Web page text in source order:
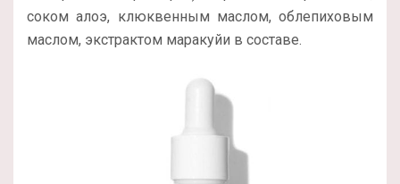
соком алоэ, клюквенным маслом, облепиховым
маслом, экстрактом маракуйи в составе.